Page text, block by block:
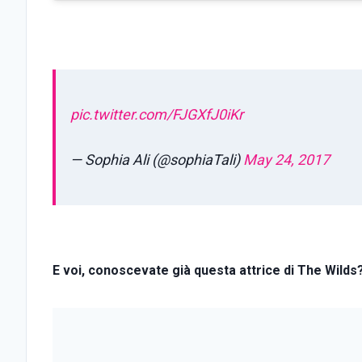
pic.twitter.com/FJGXfJ0iKr
— Sophia Ali (@sophiaTali)May 24, 2017
E voi, conoscevate già questa attrice di The